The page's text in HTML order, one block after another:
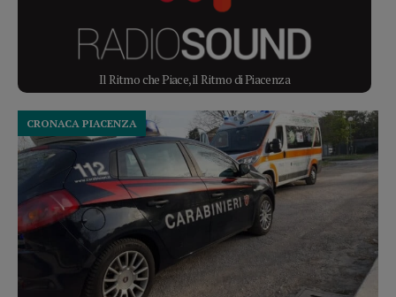
Il Ritmo che Piace, il Ritmo di Piacenza
CRONACA PIACENZA